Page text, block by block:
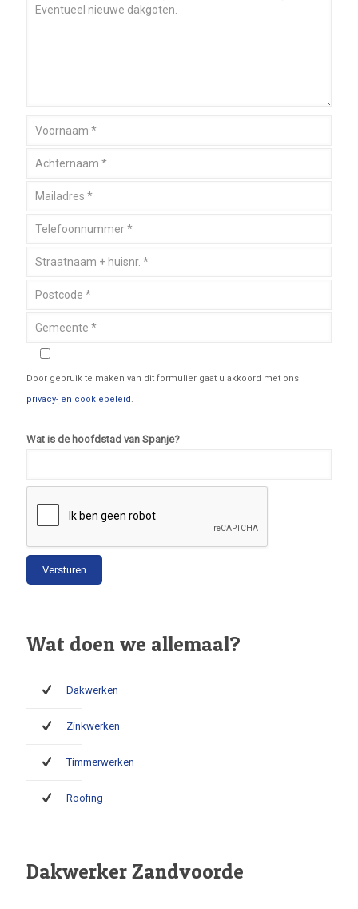
Door gebruik te maken van dit formulier gaat u akkoord met ons
privacy- en cookiebeleid.
Wat is de hoofdstad van Spanje?
Wat doen we allemaal?
Dakwerken
Zinkwerken
Timmerwerken
Roofing
Dakwerker Zandvoorde